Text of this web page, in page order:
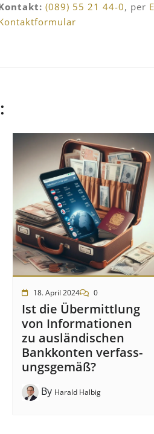
(089) 55 21 44-0, per
18. April 2024 0
Ist die Über­mitt­lung
von In­for­mat­ion­en
zu aus­länd­isch­en
Bank­kont­en ver­fass­
ungs­ge­mäß?
By Harald Halbig